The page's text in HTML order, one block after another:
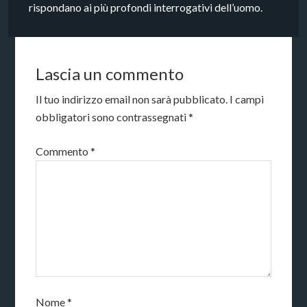
rispondano ai più profondi interrogativi dell’uomo.
Lascia un commento
Il tuo indirizzo email non sarà pubblicato. I campi
obbligatori sono contrassegnati*
Commento*
Nome*